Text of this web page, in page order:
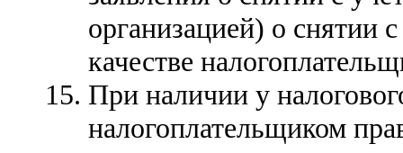
организацией) о снятии
качестве
При наличии у
налогоплательщиком